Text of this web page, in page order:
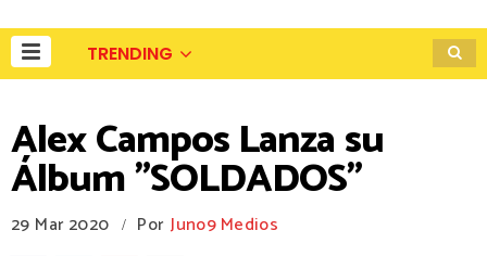
TRENDING
Alex Campos Lanza su
Álbum "SOLDADOS"
29 Mar 2020 / Por Juno9 Medios